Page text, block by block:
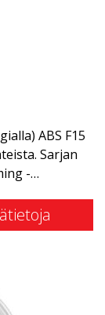
ABS F15
Sarjan
-
tarjoaa
ja ylellisiä
on
asiantuntijat